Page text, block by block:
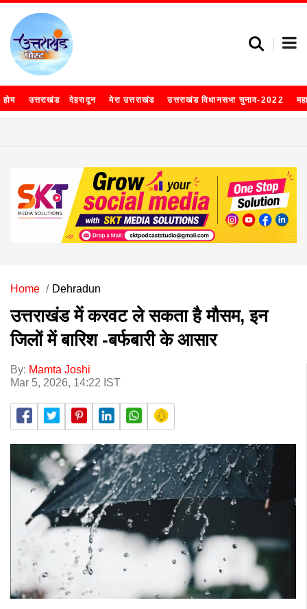
होम उत्तराखंड देहरादून मेरा उत्तराखंड उत्तराखंड विधानसभा चुनाव-2022
Home Dehradun
उत्तराखंड में करवट ले सकता है मौसम, इन
जिलों में बारिश -बर्फबारी के आसार
By: Mamta Joshi
Mar 5, 2026, 14:22 IST